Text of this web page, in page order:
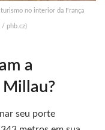
no interior da França
/ phb.cz)
a
Millau?
seu porte